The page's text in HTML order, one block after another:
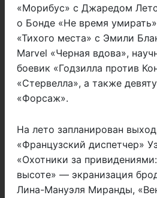
«Морибус» с Джаредом
о Бонде «Не время
«Тихого места» с Эмили
Marvel «Черная вдова»,
боевик «Годзилла против
«Стервелла», а также
«Форсаж».
На лето запланирован
«Французский диспетчер»
«Охотники за
высоте» — экранизация
Лина-Мануэля Миранды,